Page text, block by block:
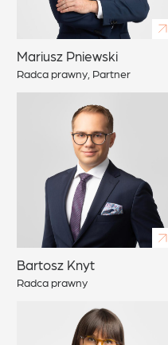
Mariusz Pniewski
Radca prawny, Partner
Bartosz Knyt
Radca prawny